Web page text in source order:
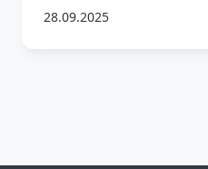
28.09.2025